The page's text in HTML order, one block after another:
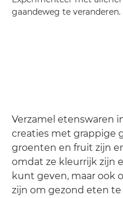
gaandeweg te veranderen.
Verzamel etenswaren
creaties met grappige
groenten en fruit zijn
omdat ze kleurrijk zijn
kunt geven, maar ook
zijn om gezond eten